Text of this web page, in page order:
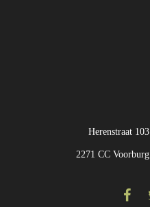
Herenstraat 103
2271 CC Voorburg